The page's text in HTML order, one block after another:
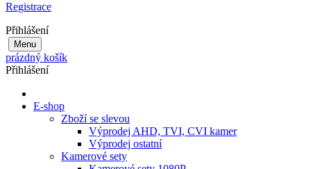
Registrace
Přihlášení
Menu
prázdný košík
Přihlášení
E-shop
Zboží se slevou
Výprodej AHD, TVI, CVI kamer
Výprodej ostatní
Kamerové sety